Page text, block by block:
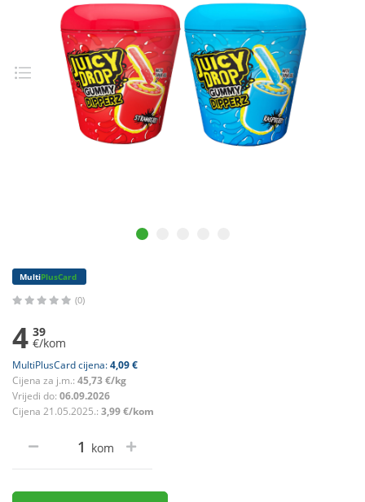
MultiPlusCard
(0)
4 39
€/kom
MultiPlusCard cijena:4,09 €
Cijena za j.m.: 45,73 €/kg
Vrijedi do: 06.09.2026
Cijena 21.05.2025.: 3,99 €/kom
kom